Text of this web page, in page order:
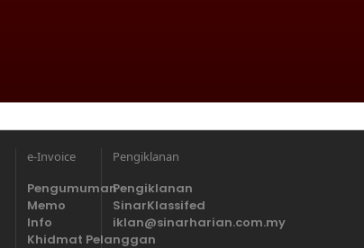
e-Invoice
Pengumuman
Memo
Info
Khidmat Pelanggan
Pengiklanan
Pengiklanan
SinarKlassifed
iklan@sinarharian.com.my